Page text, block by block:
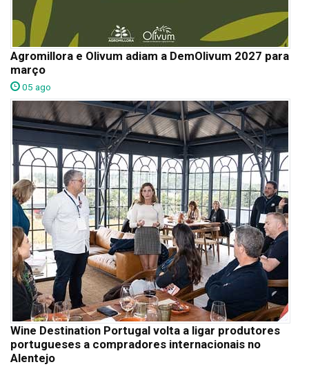
Agromillora e Olivum adiam a DemOlivum 2027 para
março
05 ago
Wine Destination Portugal volta a ligar produtores
portugueses a compradores internacionais no
Alentejo